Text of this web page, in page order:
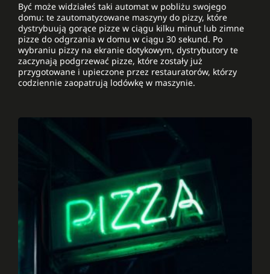
Być może widziałeś taki automat w pobliżu swojego
domu: te zautomatyzowane maszyny do pizzy, które
dystrybuują gorące pizze w ciągu kilku minut lub zimne
pizze do odgrzania w domu w ciągu 30 sekund. Po
wybraniu pizzy na ekranie dotykowym, dystrybutory te
zaczynają podgrzewać pizze, które zostały już
przygotowane i upieczone przez restauratorów, którzy
codziennie zaopatrują lodówkę w maszynie.